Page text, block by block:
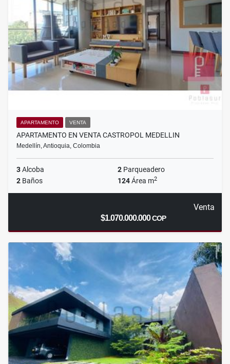
APARTAMENTO VENTA
APARTAMENTO EN VENTA CASTROPOL MEDELLIN
Medellín, Antioquia, Colombia
3Alcoba 2 Parqueadero
2 Baños 124Área m2
Venta
$1.070.000.000COP